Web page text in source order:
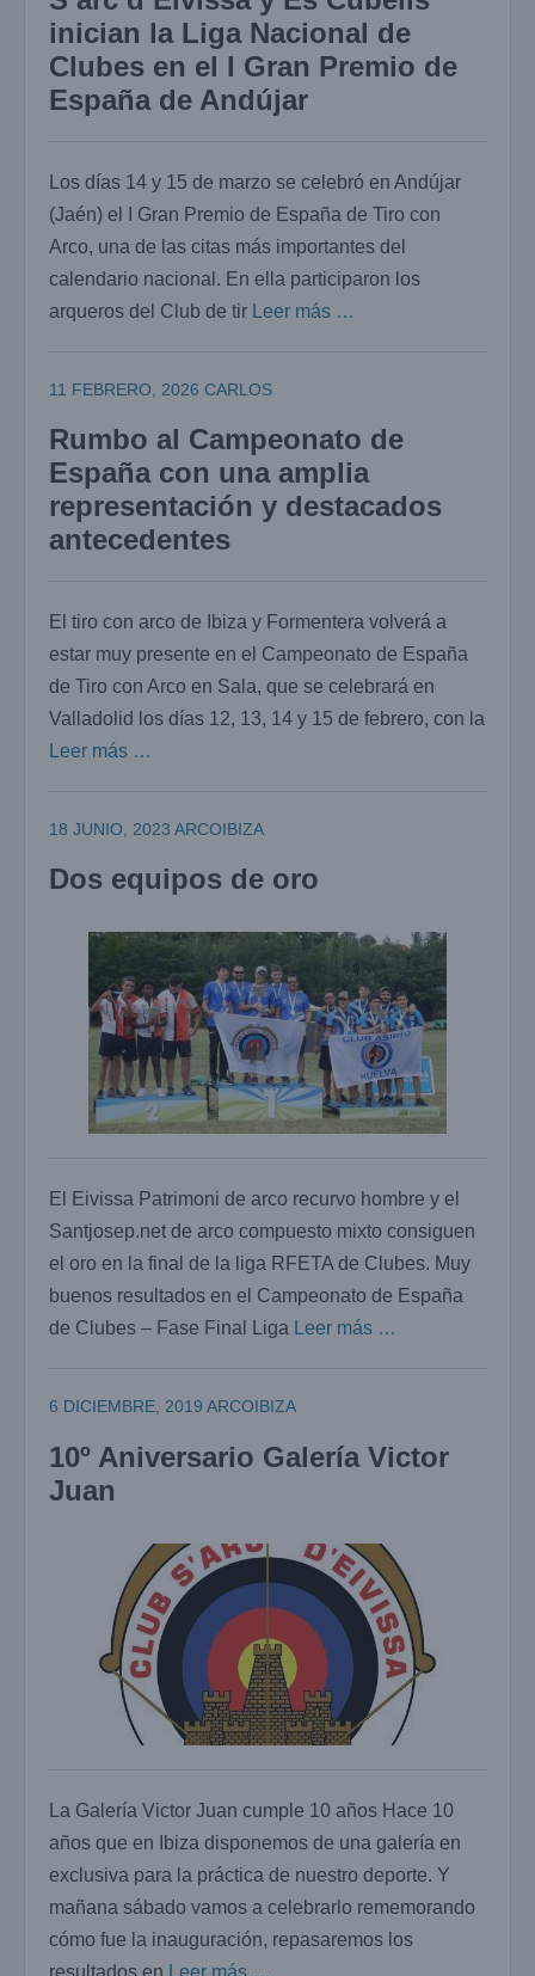
inician la Liga Nacional de
Clubes en el I Gran Premio de
España de Andújar
Los días 14 y 15 de marzo se celebró en Andújar
(Jaén) el I Gran Premio de España de Tiro con
Arco, una de las citas más importantes del
calendario nacional. En ella participaron los
arqueros del Club de tir
Leer más …
11 FEBRERO, 2026 CARLOS
Rumbo al Campeonato de
España con una amplia
representación y destacados
antecedentes
El tiro con arco de Ibiza y Formentera volverá a
estar muy presente en el Campeonato de España
de Tiro con Arco en Sala, que se celebrará en
Valladolid los días 12, 13, 14 y 15 de febrero, con la
Leer más …
18 JUNIO, 2023 ARCOIBIZA
Dos equipos de oro
El Eivissa Patrimoni de arco recurvo hombre y el
Santjosep.net de arco compuesto mixto consiguen
el oro en la final de la liga RFETA de Clubes. Muy
buenos resultados en el Campeonato de España
de Clubes – Fase Final Liga Leer más …
6 DICIEMBRE, 2019 ARCOIBIZA
10º Aniversario Galería Victor
Juan
La Galería Victor Juan cumple 10 años Hace 10
años que en Ibiza disponemos de una galería en
exclusiva para la práctica de nuestro deporte. Y
mañana sábado vamos a celebrarlo rememorando
cómo fue la inauguración, repasaremos los
resultados en
Leer más …